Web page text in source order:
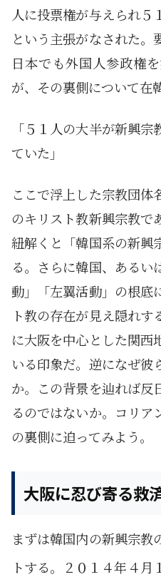
人に投票権が与えられ５
という主張がなされた。
日本でも外国人参政権
が、その裏側について在
「５１人の大半が新興
ていた」
ここで浮上した宗教団
のキリスト教新興宗教で
紐解くと「韓国系の新興
る。さらに韓国、あるい
動」「左翼活動」の根底
ト教の存在が見え隠れ
に大阪を中心とした関西
いる印象だ。逆になぜ彼
か。この背景を辿れば反
るのではないか。コリ
の裏側に迫ってみよう。
大阪に忍び寄る救
まずは韓国内の新興宗教
トする。２０１４年４月